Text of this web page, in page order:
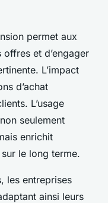
permet aux
et d’engager
L’impact
d’achat
L’usage
non seulement
enrichit
sur le long terme.
les entreprises
ainsi leurs